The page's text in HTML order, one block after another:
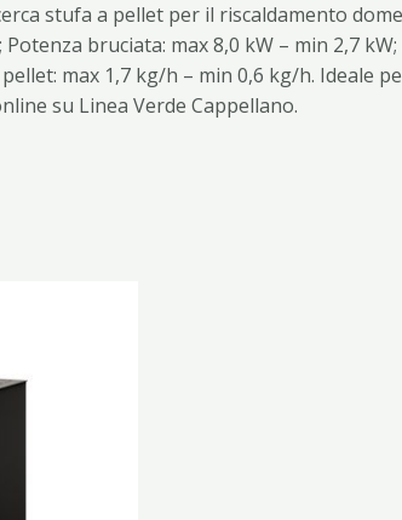
stufa a pellet per il riscaldamento
bruciata: max 8,0 kW – min 2,7
max 1,7 kg/h – min 0,6 kg/h. Ideale
su Linea Verde Cappellano.